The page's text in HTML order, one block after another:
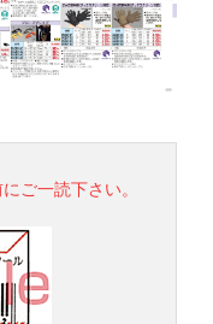
ご一読下さい。